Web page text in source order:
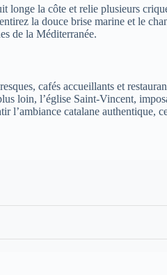
longe la côte et relie plusieurs
la douce brise marine et le
de la Méditerranée.
cafés accueillants et
loin, l’église Saint-Vincent,
l’ambiance catalane authentique,